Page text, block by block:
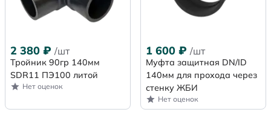
2 380 ₽ /шт
Тройник 90гр 140мм
SDR11 ПЭ100 литой
Нет оценок
1 600 ₽ /шт
Муфта защитная DN/ID
140мм для прохода через
стенку ЖБИ
Нет оценок